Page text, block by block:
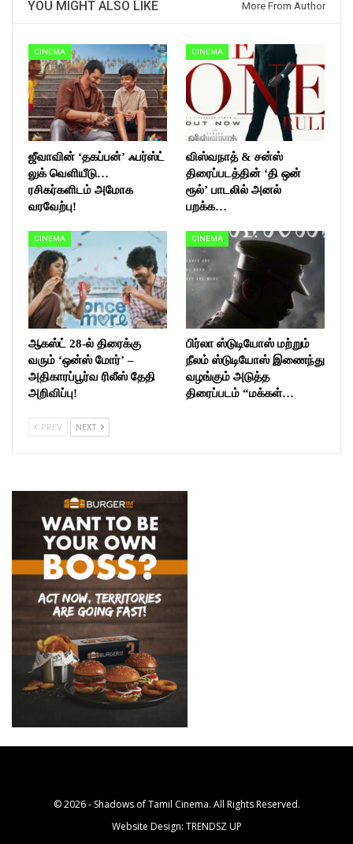
YOU MIGHT ALSO LIKE More From Author
CINEMA
ஜீவாவின் ‘தகப்பன்’ ஃபர்ஸ்ட்
லுக் வெளியீடு…
ரசிகர்களிடம் அமோக
வரவேற்பு!
CINEMA
விஸ்வநாத் & சன்ஸ்
திரைப்படத்தின் ‘தி ஒன்
ரூல்’ பாடலில் அனல்
பறக்க…
CINEMA
ஆகஸ்ட் 28-ல் திரைக்கு
வரும் ‘ஒன்ஸ் மோர்’ –
அதிகாரப்பூர்வ ரிலீஸ் தேதி
அறிவிப்பு!
CINEMA
பிர்லா ஸ்டுடியோஸ் மற்றும்
நீலம் ஸ்டுடியோஸ் இணைந்து
வழங்கும் அடுத்த
திரைப்படம் “மக்கள்…
PREV NEXT
© 2026 - Shadows of Tamil Cinema. All Rights Reserved.
Website Design: TRENDSZ UP